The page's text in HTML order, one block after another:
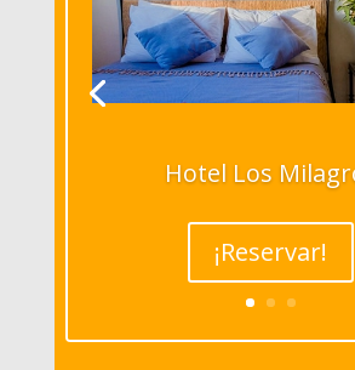
Hotel Los
¡Reservar!